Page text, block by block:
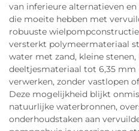
van inferieure alternatieven
die moeite hebben met
robuuste
versterkt polymeermateriaal
water met zand, kleine stenen,
deeltjesmateriaal tot 6,35
verwerken, zonder vastlopen
Deze mogelijkheid blijkt
natuurlijke waterbronnen,
onderhoudstaken aan